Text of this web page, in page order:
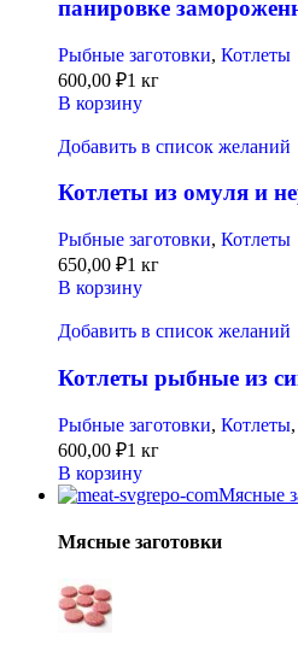
панировке
Рыбные заготовки, Котлеты
600,00 ₽1 кг
В корзину
Добавить в список желаний
Котлеты из омуля и
Рыбные заготовки, Котлеты
650,00 ₽1 кг
В корзину
Добавить в список желаний
Котлеты рыбные из
Рыбные заготовки, Котлеты,
600,00 ₽1 кг
В корзину
Мясные
Мясные заготовки